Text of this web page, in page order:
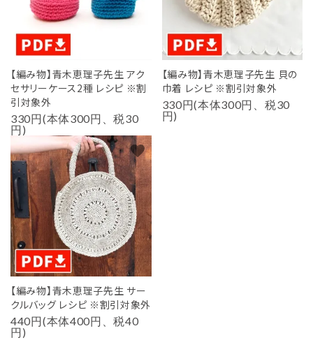
【編み物】青木恵理子先生 アク
セサリーケース2種 レシピ ※割
引対象外
330円(本体300円、税30
円)
【編み物】青木恵理子先生 貝の
巾着 レシピ ※割引対象外
330円(本体300円、税30
円)
【編み物】青木恵理子先生 サー
クルバッグ レシピ ※割引対象外
440円(本体400円、税40
円)
favorite